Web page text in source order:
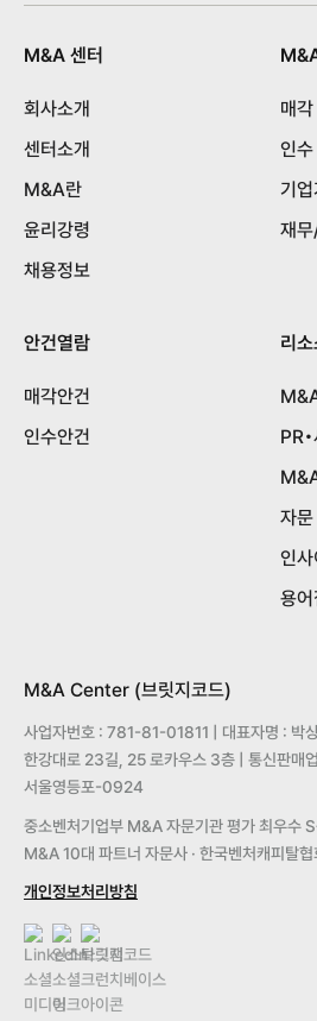
M&A 센터
회사소개
센터소개
M&A란
윤리강령
채용정보
매
인
기
재
안건열람
매각안건
인수안건
리
자
인
용어
M&A Center (브릿지코드)
사업자번호 : 781-81-01811 | 대표자명 : 박
한강대로 23길, 25 로카우스 3층 | 통신판매
서울영등포-0924
중소벤처기업부 M&A 자문기관 평가 최우수
M&A 10대 파트너 자문사 · 한국벤처캐피탈
개인정보처리방침